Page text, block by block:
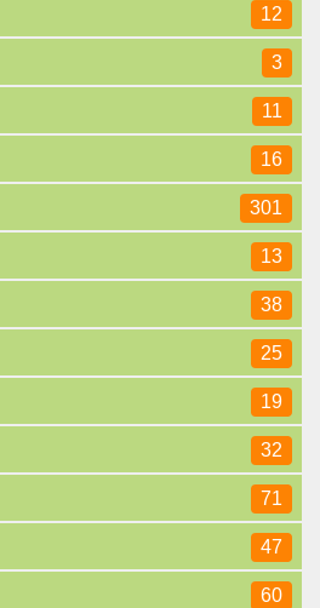
12
3
11
16
301
13
38
25
19
32
71
47
60